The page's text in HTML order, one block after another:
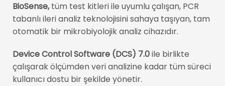
BioSense,tüm test kitleri ile uyumlu çalışan, PCR
tabanlı ileri analiz teknolojisini sahaya taşıyan, tam
otomatik bir mikrobiyolojik analiz cihazıdır.
Device Control Software (DCS) 7.0ile birlikte
çalışarak ölçümden veri analizine kadar tüm süreci
kullanıcı dostu bir şekilde yönetir.